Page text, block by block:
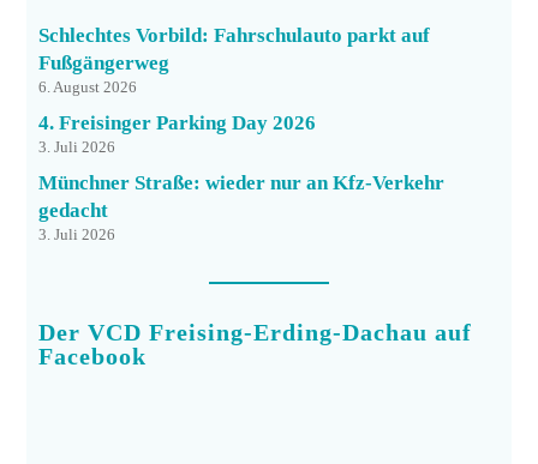
Schlechtes Vorbild: Fahrschulauto parkt auf
Fußgängerweg
6. August 2026
4. Freisinger Parking Day 2026
3. Juli 2026
Münchner Straße: wieder nur an Kfz-Verkehr
gedacht
3. Juli 2026
Der VCD Freising-Erding-Dachau auf
Facebook